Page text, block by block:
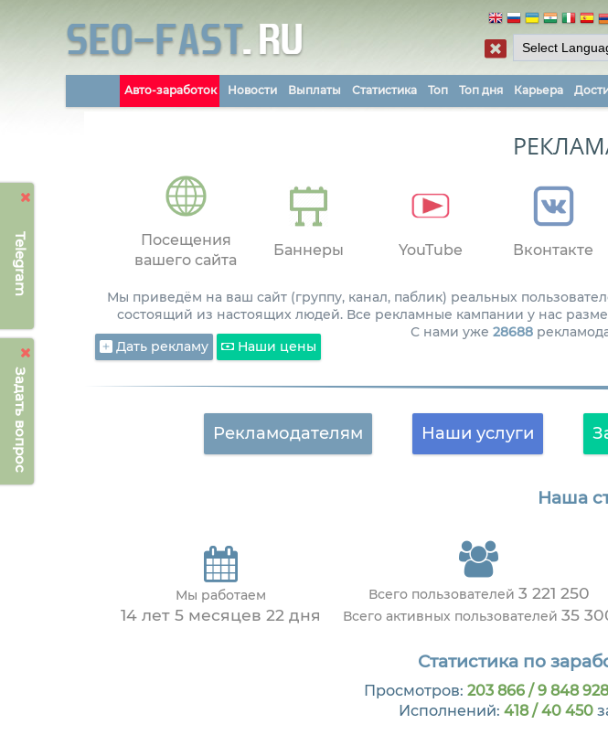
Telegram
Задать вопрос
Авто-заработок Новости Выплаты Статистика Топ Топ дня Карьера
Посещения
вашего сайта
Баннеры YouTube Вконтакте
Мы приведём на ваш сайт (группу, канал, паблик) реальных
состоящий из настоящих людей. Все рекламные кампании у нас
С нами уже 28688
Дать рекламу
Наши цены
Рекламодателям Наши услуги
Наша
Мы работаем
14 лет 5 месяцев 22 дня
Всего пользователей 3 221 250
Всего активных пользователей 35
Статистика по
Просмотров: 203 866 / 9 848 928
Исполнений: 418 / 40 450